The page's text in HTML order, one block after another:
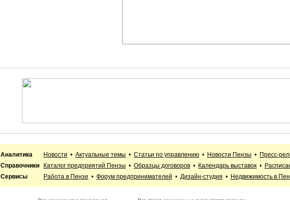
Аналитика Новости • Актуальные темы • Статьи по управлению • Новости Пензы • Пресс-
Справочники
Каталог предприятий Пензы • Образцы договоров • Календарь выставок •
Сервисы
Работа в Пензе • Форум предпринимателей • Дизайн-студия • Недвижимость в